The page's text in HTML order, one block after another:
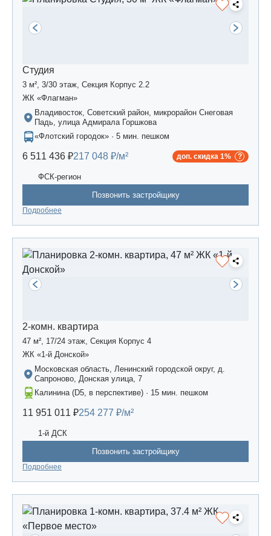
Студия
3 м², 3/30 этаж, Секция Корпус 2.2
ЖК «Флагман»
Владивосток, Советский район, микрорайон Снеговая
Падь, улица Адмирала Горшкова
«Флотский городок» · 5 мин. пешком
6 511 436 ₽217 048 ₽/м² доп. скидка 1%
ФСК-регион
Позвонить застройщику
Подробнее
2-комн. квартира
47 м², 17/24 этаж, Секция Корпус 4
ЖК «1-й Донской»
Московская область, Ленинский городской округ, д.
Сапроново, Донская улица, 7
Калинина (D5, в перспективе) · 15 мин. пешком
11 951 011 ₽254 277 ₽/м²
1-й ДСК
Позвонить застройщику
Подробнее